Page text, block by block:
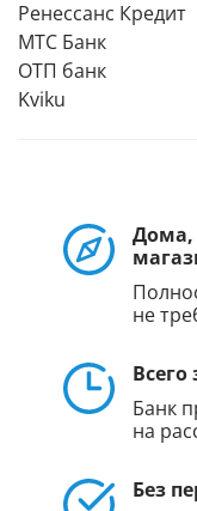
Ренессанс Кредит
МТС Банк
ОТП банк
Kviku
Дома,
не
Всего
Банк
на
Без